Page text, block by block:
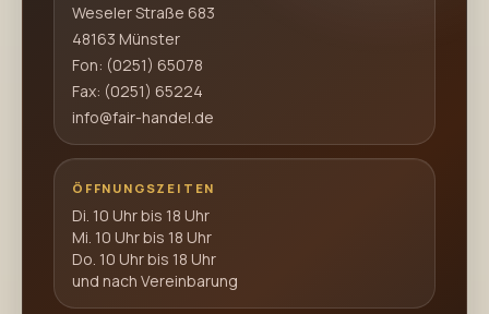
Weseler Straße 683
48163 Münster
Fon: (0251) 65078
Fax: (0251) 65224
info@fair-handel.de
ÖFFNUNGSZEITEN
Di. 10 Uhr bis 18 Uhr
Mi. 10 Uhr bis 18 Uhr
Do. 10 Uhr bis 18 Uhr
und nach Vereinbarung